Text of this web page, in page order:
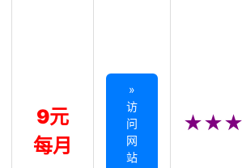
9元
每月
»
访
问
网
站